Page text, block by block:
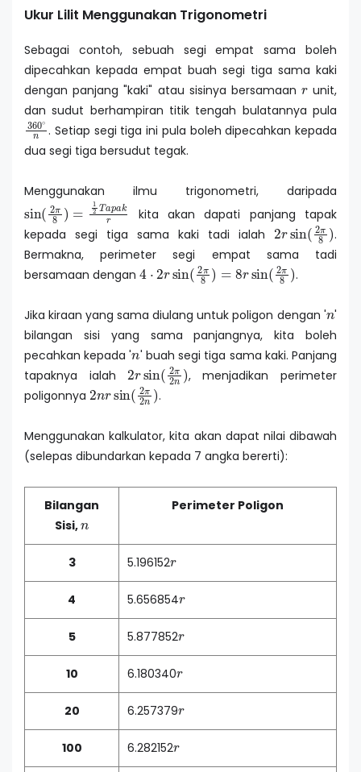
Ukur Lilit Menggunakan Trigonometri
Sebagai contoh, sebuah segi empat sama boleh
dipecahkan kepada empat buah segi tiga sama kaki
dengan panjang "kaki" atau sisinya bersamaanrunit,
dan sudut berhampiran titik tengah bulatannya pula
360 ∘n
. Setiap segi tiga ini pula boleh dipecahkan kepada
dua segi tiga bersudut tegak.
Menggunakan ilmu trigonometri, daripada
sin(2π8 12Tap a k
kita akan dapati panjang tapak
kepada segi tiga sama kaki tadi ialah 2rsin(2π8.
Bermakna, perimeter segi empat sama tadi
bersamaan dengan 4⋅2r sin(2π8)=8rsin (2π8.
Jika kiraan yang sama diulang untuk poligon dengan ' n'
bilangan sisi yang sama panjangnya, kita boleh
pecahkan kepada 'n' buah segi tiga sama kaki. Panjang
tapaknya ialah 2r sin(2π2n)
, menjadikan perimeter
poligonnya 2nrsin(2π2n)
.
Menggunakan kalkulator, kita akan dapat nilai dibawah
(selepas dibundarkan kepada 7 angka bererti):
Bilangan
Sisi,n
Perimeter Poligon
3 5.196152
4 5.656854
5 5.877852
10 6.180340
20 6.257379
100 6.282152